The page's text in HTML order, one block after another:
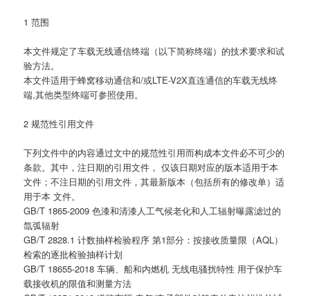
1 范围
本文件规定了车载无线通信终端（以下简称终端）的技术要求和试
验方法。
本文件适用于蜂窝移动通信和/或LTE-V2X直连通信的车载无线终
端,其他类型终端可参照使用。
2 规范性引用文件
下列文件中的内容通过文中的规范性引用而构成本文件必不可少的
条款。其中，注日期的引用文件， 仅该日期对应的版本适用于本
文件；不注日期的引用文件，其最新版本（包括所有的修改单）适
用于本 文件。
GB/T 1865-2009 色漆和清漆人工气候老化和人工辐射曝露滤过的
氙弧辐射
GB/T 2828.1 计数抽样检验程序 第1部分：按接收质量限（AQL）
检索的逐批检验抽样计划
GB/T 18655-2018 车辆、船和内燃机 无线电骚扰特性 用于保护车
载接收机的限值和测量方法